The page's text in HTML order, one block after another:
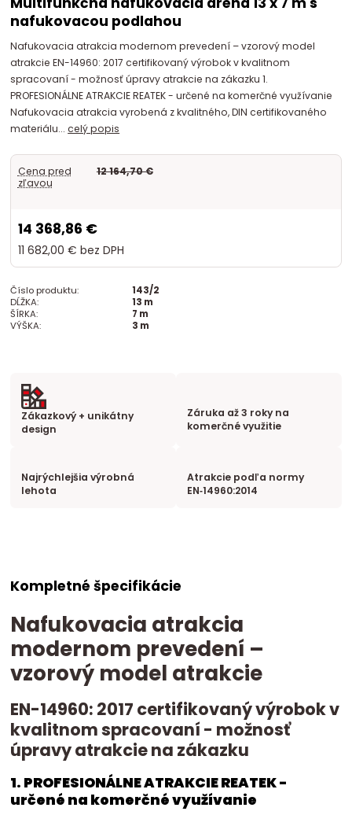
nafukovacou podlahou
Nafukovacia atrakcia modernom prevedení – vzorový model
atrakcie EN-14960: 2017 certifikovaný výrobok v kvalitnom
spracovaní - možnosť úpravy atrakcie na zákazku 1.
PROFESIONÁLNE ATRAKCIE REATEK - určené na komerčné využívanie
Nafukovacia atrakcia vyrobená z kvalitného, DIN certifikovaného
materiálu...celý popis
Cena pred
zľavou
12 164,70 €
14 368,86 €
11 682,00 € bez DPH
Číslo produktu:
143/2
DĹŽKA:
13 m
ŠÍRKA:
7 m
VÝŠKA:
3 m
Zákazkový + unikátny
design
Záruka až 3 roky na
komerčné využitie
Najrýchlejšia výrobná
lehota
Atrakcie podľa normy
EN‑14960:2014
Kompletné špecifikácie
Nafukovacia atrakcia
modernom prevedení –
vzorový model atrakcie
EN-14960: 2017 certifikovaný výrobok v
kvalitnom spracovaní - možnosť
úpravy atrakcie na zákazku
1. PROFESIONÁLNE ATRAKCIE REATEK -
určené na komerčné využívanie